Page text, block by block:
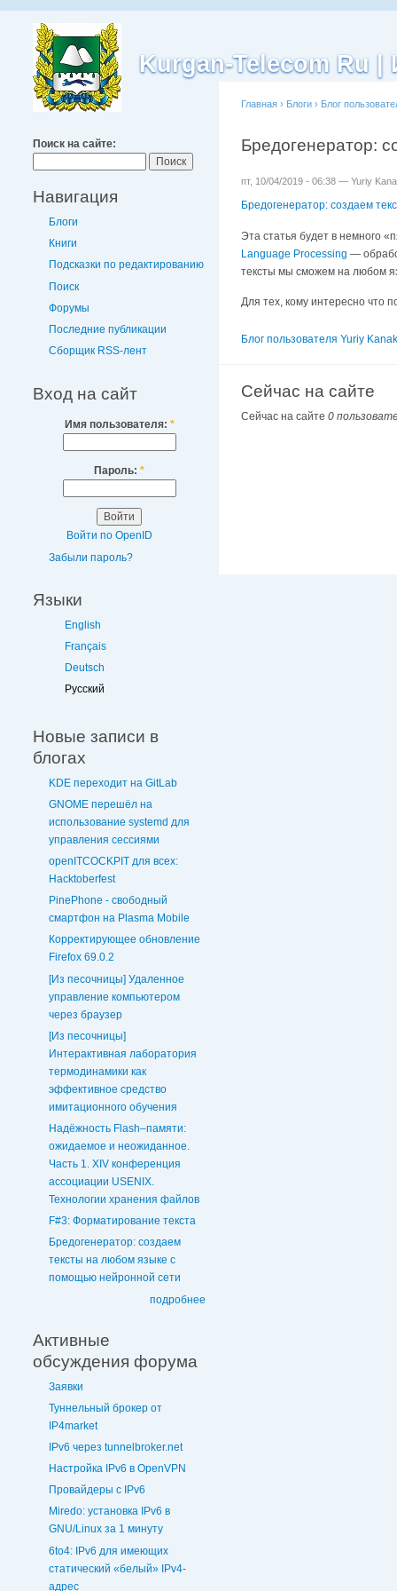
Kurgan-Telecom Ru
Поиск на сайте:
Навигация
Блоги
Книги
Подсказки по редактированию
Поиск
Форумы
Последние публикации
Сборщик RSS-лент
Вход на сайт
Имя пользователя: *
Пароль: *
Войти по OpenID
Забыли пароль?
Языки
English
Français
Deutsch
Русский
Новые записи в
блогах
KDE переходит на GitLab
GNOME перешёл на
использование systemd для
управления сессиями
openITCOCKPIT для всех:
Hacktoberfest
PinePhone - свободный
смартфон на Plasma Mobile
Корректирующее обновление
Firefox 69.0.2
[Из песочницы] Удаленное
управление компьютером
через браузер
[Из песочницы]
Интерактивная лаборатория
термодинамики как
эффективное средство
имитационного обучения
Надёжность Flash–памяти:
ожидаемое и неожиданное.
Часть 1. XIV конференция
ассоциации USENIX.
Технологии хранения файлов
F#3: Форматирование текста
Бредогенератор: создаем
тексты на любом языке с
помощью нейронной сети
подробнее
Активные
обсуждения форума
Заявки
Туннельный брокер от
IP4market
IPv6 через tunnelbroker.net
Настройка IPv6 в OpenVPN
Провайдеры с IPv6
Miredo: установка IPv6 в
GNU/Linux за 1 минуту
6to4: IPv6 для имеющих
статический «белый» IPv4-
адрес
Главная › Блоги › Блог
Бредогенератор:
пт, 10/04/2019 - 06:38 — Yuriy
Бредогенератор: создаем
Эта статья будет в немного
Language Processing —
тексты мы сможем на любом
Для тех, кому интересно что
Блог пользователя Yuriy
Сейчас на сайте
Сейчас на сайте 0